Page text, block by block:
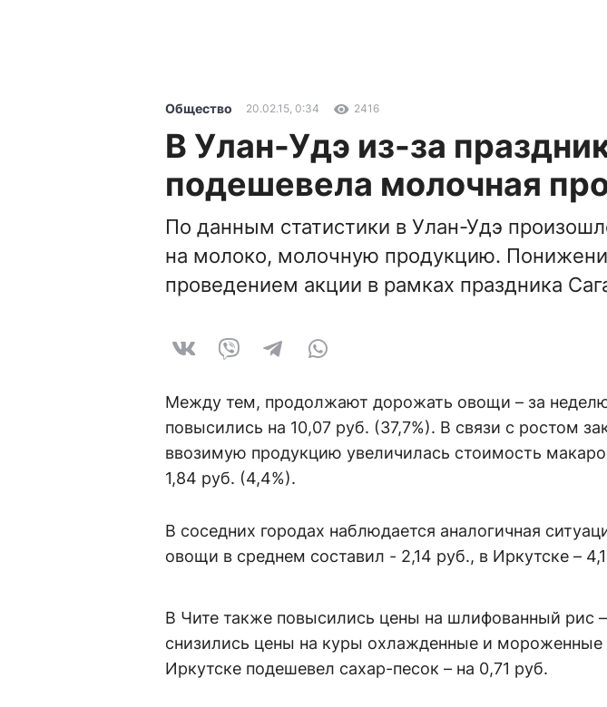
Общество 20.02.15, 0:34 2416
В Улан-Удэ из-за
подешевела молочная
По данным статистики в Улан-Удэ
на молоко, молочную продукцию.
проведением акции в рамках праздника
Между тем, продолжают дорожать овощи – за
повысились на 10,07 руб. (37,7%). В связи с ростом
ввозимую продукцию увеличилась стоимость
1,84 руб. (4,4%).
В соседних городах наблюдается аналогичная
овощи в среднем составил - 2,14 руб., в Иркутске –
В Чите также повысились цены на шлифованный рис
снизились цены на куры охлажденные и мороженные
Иркутске подешевел сахар-песок – на 0,71 руб.